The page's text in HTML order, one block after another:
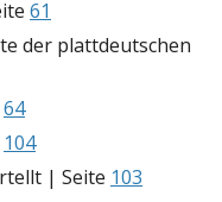
61
der plattdeutschen
64
104
| Seite 103